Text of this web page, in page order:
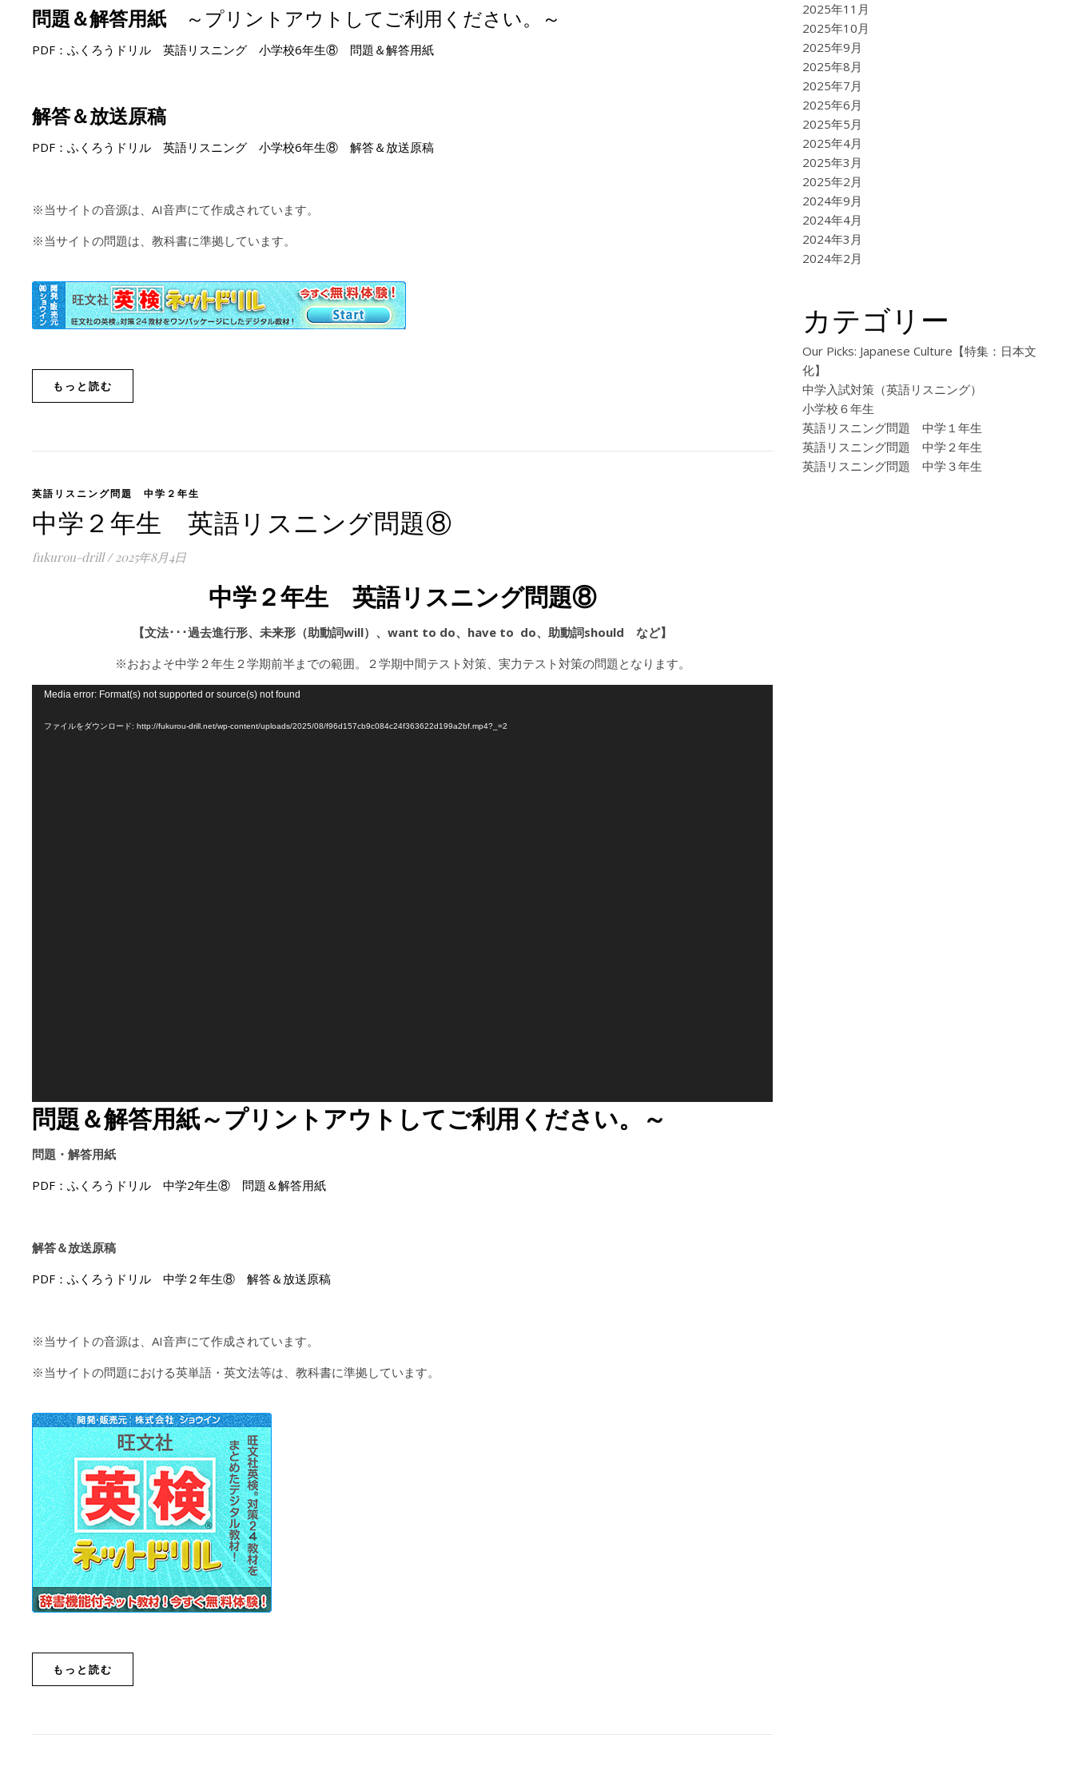
問題＆解答用紙 ～プリントアウトしてご利用ください。～
PDF：ふくろうドリル 英語リスニング 小学校6年生⑧ 問題＆解答用紙
解答＆放送原稿
PDF：ふくろうドリル 英語リスニング 小学校6年生⑧ 解答＆放送原稿
※当サイトの音源は、AI音声にて作成されています。
※当サイトの問題は、教科書に準拠しています。
もっと読む
英語リスニング問題 中学２年生
中学２年生 英語リスニング問題⑧
fukurou-drill / 2025年8月4日
中学２年生 英語リスニング問題⑧
【文法･･･過去進行形、未来形（助動詞will）、want to do、have to do、助動詞should など】
※おおよそ中学２年生２学期前半までの範囲。２学期中間テスト対策、実力テスト対策の問題となります。
Media error: Format(s) not supported or source(s) not found
ファイルをダウンロード: http://fukurou-drill.net/wp-content/uploads/2025/08/f96d157cb9c084c24f363622d199a2bf.mp4?_=2
問題＆解答用紙～プリントアウトしてご利用ください。～
問題・解答用紙
PDF：ふくろうドリル 中学2年生⑧ 問題＆解答用紙
解答＆放送原稿
PDF：ふくろうドリル 中学２年生⑧ 解答＆放送原稿
※当サイトの音源は、AI音声にて作成されています。
※当サイトの問題における英単語・英文法等は、教科書に準拠しています。
もっと読む
2025年11月
2025年10月
2025年9月
2025年8月
2025年7月
2025年6月
2025年5月
2025年4月
2025年3月
2025年2月
2024年9月
2024年4月
2024年3月
2024年2月
カテゴリー
Our Picks: Japanese Culture【特集：日本文
化】
中学入試対策（英語リスニング）
小学校６年生
英語リスニング問題 中学１年生
英語リスニング問題 中学２年生
英語リスニング問題 中学３年生